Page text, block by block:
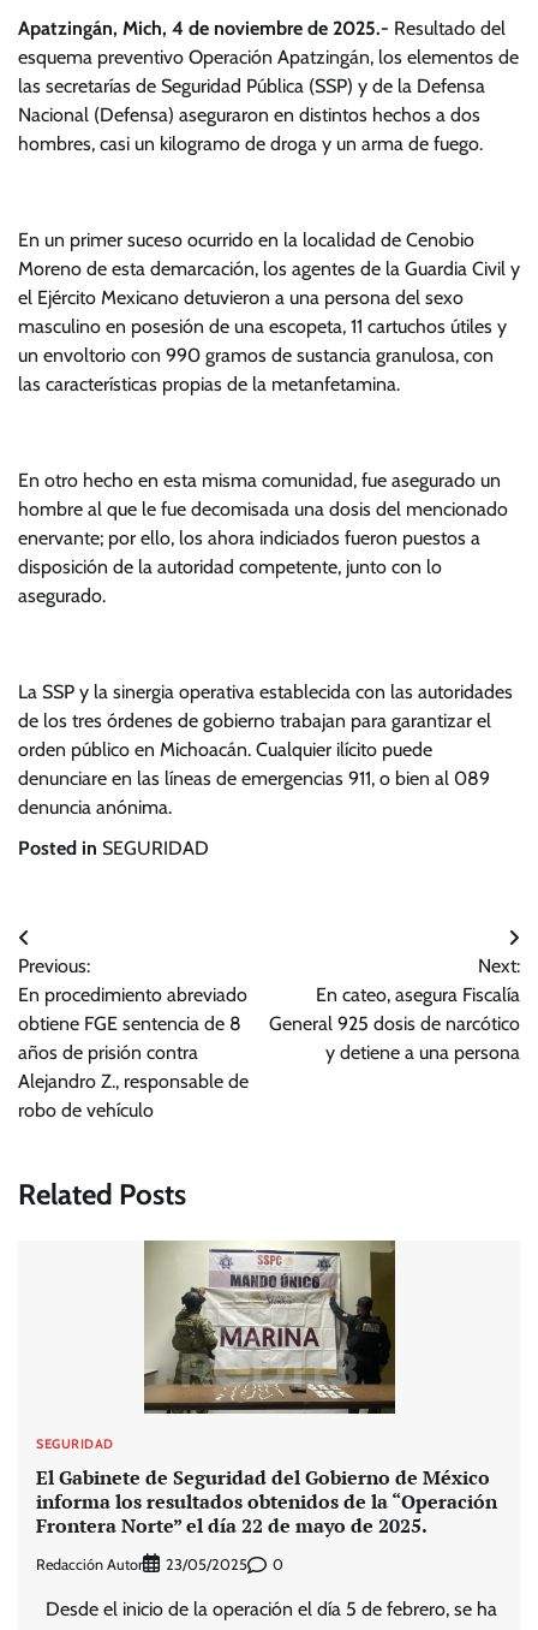
Apatzingán, Mich, 4 de noviembre de 2025.- Resultado del
esquema preventivo Operación Apatzingán, los elementos de
las secretarías de Seguridad Pública (SSP) y de la Defensa
Nacional (Defensa) aseguraron en distintos hechos a dos
hombres, casi un kilogramo de droga y un arma de fuego.
En un primer suceso ocurrido en la localidad de Cenobio
Moreno de esta demarcación, los agentes de la Guardia Civil y
el Ejército Mexicano detuvieron a una persona del sexo
masculino en posesión de una escopeta, 11 cartuchos útiles y
un envoltorio con 990 gramos de sustancia granulosa, con
las características propias de la metanfetamina.
En otro hecho en esta misma comunidad, fue asegurado un
hombre al que le fue decomisada una dosis del mencionado
enervante; por ello, los ahora indiciados fueron puestos a
disposición de la autoridad competente, junto con lo
asegurado.
La SSP y la sinergia operativa establecida con las autoridades
de los tres órdenes de gobierno trabajan para garantizar el
orden público en Michoacán. Cualquier ilícito puede
denunciare en las líneas de emergencias 911, o bien al 089
denuncia anónima.
Posted in SEGURIDAD
Navegación
de
entradas
Previous:
En procedimiento abreviado
obtiene FGE sentencia de 8
años de prisión contra
Alejandro Z., responsable de
robo de vehículo
Next:
En cateo, asegura Fiscalía
General 925 dosis de narcótico
y detiene a una persona
Related Posts
SEGURIDAD
El Gabinete de Seguridad del Gobierno de México
informa los resultados obtenidos de la “Operación
Frontera Norte” el día 22 de mayo de 2025.
Redacción Autor 23/05/2025 0
Desde el inicio de la operación el día 5 de febrero, se ha